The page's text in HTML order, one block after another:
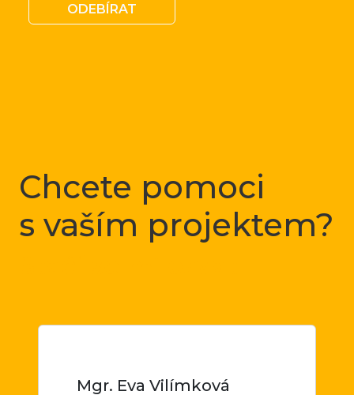
ODEBÍRAT
Chcete pomoci
s vaším projektem?
Mgr. Eva Vilímková